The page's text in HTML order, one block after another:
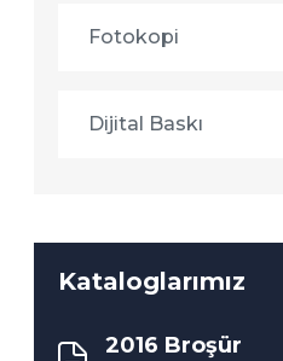
Fotokopi
Dijital Baskı
Kataloglarımız
2016 Broşür